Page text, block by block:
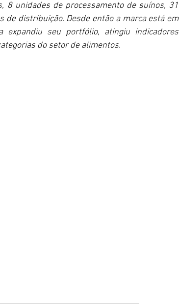
8 unidades de processamento de suínos, 31
de distribuição. Desde então a marca está em
expandiu seu portfólio, atingiu indicadores
do setor de alimentos.